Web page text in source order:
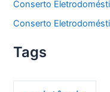
Conserto
Conserto
Tags